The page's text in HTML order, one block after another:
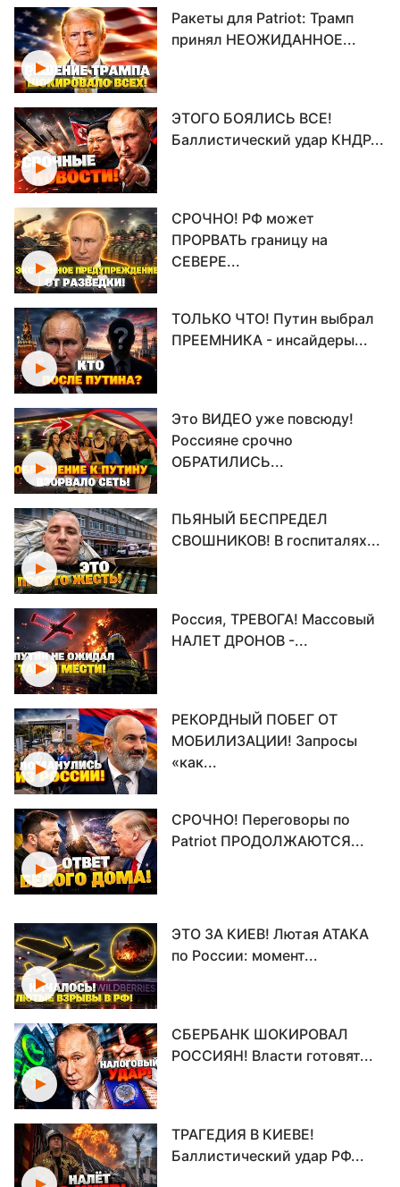
Ракеты для Patriot: Трамп
принял НЕОЖИДАННОЕ...
ЭТОГО БОЯЛИСЬ ВСЕ!
Баллистический удар КНДР...
СРОЧНО! РФ может
ПРОРВАТЬ границу на
СЕВЕРЕ...
ТОЛЬКО ЧТО! Путин выбрал
ПРЕЕМНИКА - инсайдеры...
Это ВИДЕО уже повсюду!
Россияне срочно
ОБРАТИЛИСЬ...
ПЬЯНЫЙ БЕСПРЕДЕЛ
СВОШНИКОВ! В госпиталях...
Россия, ТРЕВОГА! Массовый
НАЛЕТ ДРОНОВ -...
РЕКОРДНЫЙ ПОБЕГ ОТ
МОБИЛИЗАЦИИ! Запросы
«как...
СРОЧНО! Переговоры по
Patriot ПРОДОЛЖАЮТСЯ...
ЭТО ЗА КИЕВ! Лютая АТАКА
по России: момент...
СБЕРБАНК ШОКИРОВАЛ
РОССИЯН! Власти готовят...
ТРАГЕДИЯ В КИЕВЕ!
Баллистический удар РФ...